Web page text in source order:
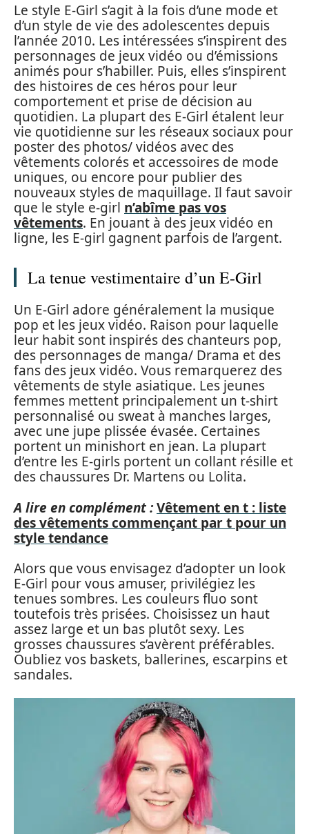
Le style E-Girl s’agit à la fois d’une mode et
d’un style de vie des adolescentes depuis
l’année 2010. Les intéressées s’inspirent des
personnages de jeux vidéo ou d’émissions
animés pour s’habiller. Puis, elles s’inspirent
des histoires de ces héros pour leur
comportement et prise de décision au
quotidien. La plupart des E-Girl étalent leur
vie quotidienne sur les réseaux sociaux pour
poster des photos/ vidéos avec des
vêtements colorés et accessoires de mode
uniques, ou encore pour publier des
nouveaux styles de maquillage. Il faut savoir
que le style e-girl n’abîme pas vos
vêtements. En jouant à des jeux vidéo en
ligne, les E-girl gagnent parfois de l’argent.
La tenue vestimentaire d’un E-Girl
Un E-Girl adore généralement la musique
pop et les jeux vidéo. Raison pour laquelle
leur habit sont inspirés des chanteurs pop,
des personnages de manga/ Drama et des
fans des jeux vidéo. Vous remarquerez des
vêtements de style asiatique. Les jeunes
femmes mettent principalement un t-shirt
personnalisé ou sweat à manches larges,
avec une jupe plissée évasée. Certaines
portent un minishort en jean. La plupart
d’entre les E-girls portent un collant résille et
des chaussures Dr. Martens ou Lolita.
A lire en complément :Vêtement en t : liste
des vêtements commençant par t pour un
style tendance
Alors que vous envisagez d’adopter un look
E-Girl pour vous amuser, privilégiez les
tenues sombres. Les couleurs fluo sont
toutefois très prisées. Choisissez un haut
assez large et un bas plutôt sexy. Les
grosses chaussures s’avèrent préférables.
Oubliez vos baskets, ballerines, escarpins et
sandales.